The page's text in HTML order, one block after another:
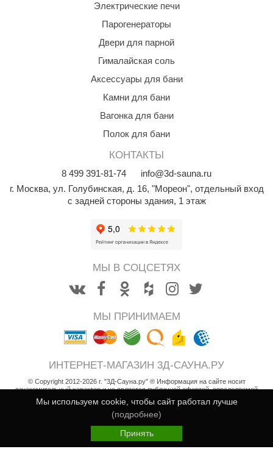
Электрические печи
Парогенераторы
Двери для парной
Гималайская соль
Аксессуары для бани
Камни для бани
Вагонка для бани
Полок для бани
КОНТАКТЫ
8 499 391-81-74
info@3d-sauna.ru
г. Москва, ул. Голубинская, д. 16, "Мореон", отдельный вход
с задней стороны здания, 1 этаж
МЫ В СОЦСЕТЯХ
МЫ ПРИНИМАЕМ
ИНТЕРНЕТ-МАГАЗИН 3Д-САУНА.РУ
© Copyright 2012-2026 г. "3Д-Сауна.ру" ® Информация на сайте носит
ознакомительный характер и не является публичной офертой, определяемой
положениями статьи 437 Гражданского кодекса РФ
Возврат товара
Пользовательское соглашение
Политика конфиденциальности
Принять
Мы используем cookie, чтобы сайт работал лучше
(подробнее)